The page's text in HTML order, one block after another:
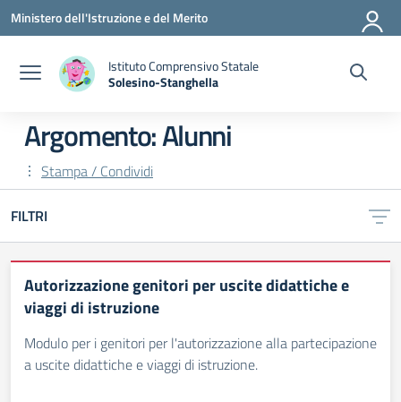
Vai ai contenuti
Vai al menu di navigazione
Vai al footer
Ministero dell'Istruzione e del Merito
Istituto Comprensivo Statale
Solesino-Stanghella
— Visita la pagina iniziale della scuola
Argomento: Alunni
Stampa / Condividi
FILTRI
Autorizzazione genitori per uscite didattiche e
viaggi di istruzione
Modulo per i genitori per l'autorizzazione alla partecipazione
a uscite didattiche e viaggi di istruzione.